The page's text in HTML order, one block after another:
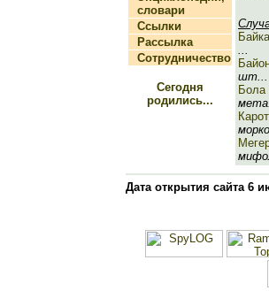
словари
Ссылки
Рассылка
Сотрудничество
Сегодня
родились...
Байка
...
шт...
Бола
Дата открытия сайта 6